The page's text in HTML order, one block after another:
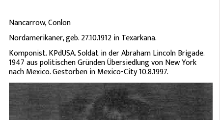
Nancarrow, Conlon
Nordamerikaner, geb. 27.10.1912 in Texarkana.
Komponist. KPdUSA. Soldat in der Abraham Lincoln Brigade.
1947 aus politischen Gründen Übersiedlung von New York
nach Mexico. Gestorben in Mexico-City 10.8.1997.